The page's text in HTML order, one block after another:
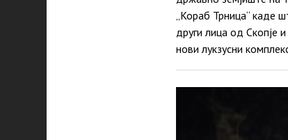
„Кораб Трница“ каде
други лица од Скопје
нови лукзусни